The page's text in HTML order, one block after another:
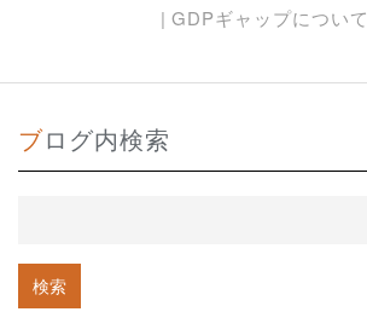
GDPギャップについて
ブログ内検索